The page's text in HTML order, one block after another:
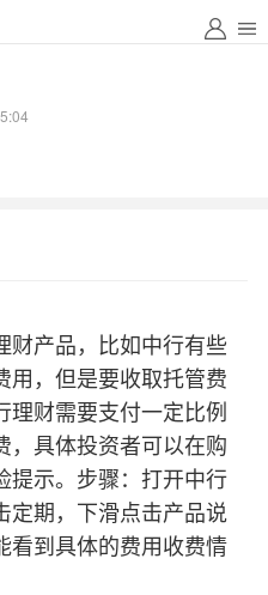
财产品，比如中行有些
用，但是要收取托管费
理财需要支付一定比例
，具体投资者可以在购
提示。步骤：打开中行
定期，下滑点击产品说
看到具体的费用收费情